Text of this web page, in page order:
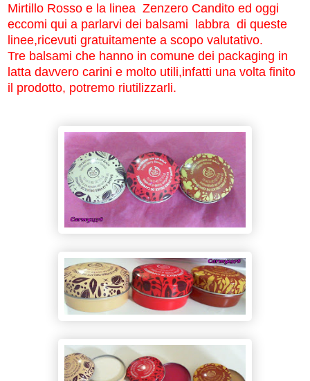
Mirtillo Rosso e la linea Zenzero Candito ed oggi
eccomi qui a parlarvi dei balsami labbra di queste
linee,ricevuti gratuitamente a scopo valutativo.
Tre balsami che hanno in comune dei packaging in
latta davvero carini e molto utili,infatti una volta finito
il prodotto, potremo riutilizzarli.